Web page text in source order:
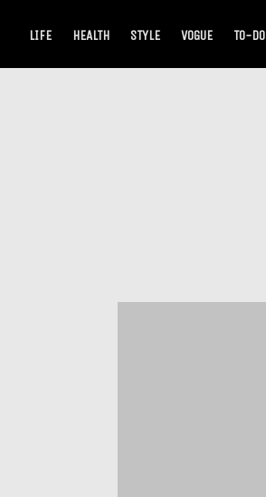
LIFE HEALTH STYLE VOGUE TO-DO